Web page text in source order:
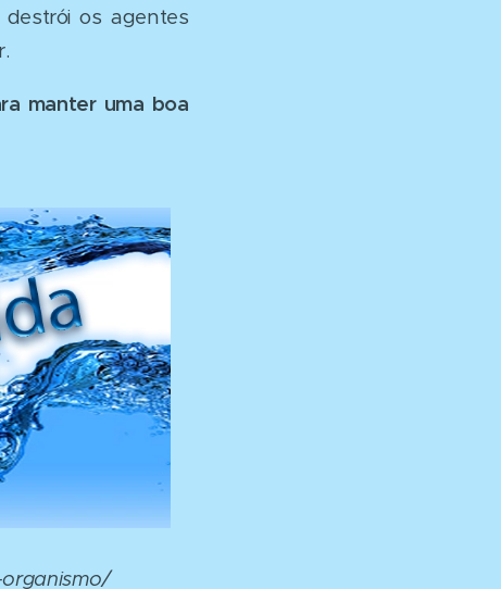
os agentes
manter uma boa